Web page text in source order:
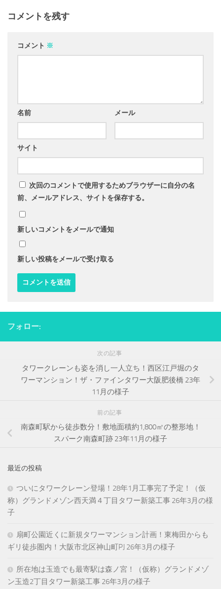
コメントを残す
コメント ※
名前 メール
サイト
次回のコメントで使用するためブラウザーに自分の名
前、メールアドレス、サイトを保存する。
新しいコメントをメールで通知
新しい投稿をメールで受け取る
フォロー:
次の記事
タワークレーンも姿を消し一人立ち！西区江戸堀のタ
ワーマンション！ザ・ファインタワー大阪肥後橋 23年
11月の様子
前の記事
南森町駅から徒歩数分！敷地面積約1,800㎡の整形地！
スパーク南森町跡 23年11月の様子
最近の投稿
ついにタワークレーン登場！28年1月工事完了予定！（仮
称）グランドメゾン西天満４丁目タワー新築工事 26年3月の様
子
扇町公園近くに新規タワーマンション計画！東梅田からも
ギリ徒歩圏内！大阪市北区神山町PJ 26年3月の様子
所在地は玉造でも最寄駅は森ノ宮！（仮称）グランドメゾ
ン玉造2丁目タワー新築工事 26年3月の様子